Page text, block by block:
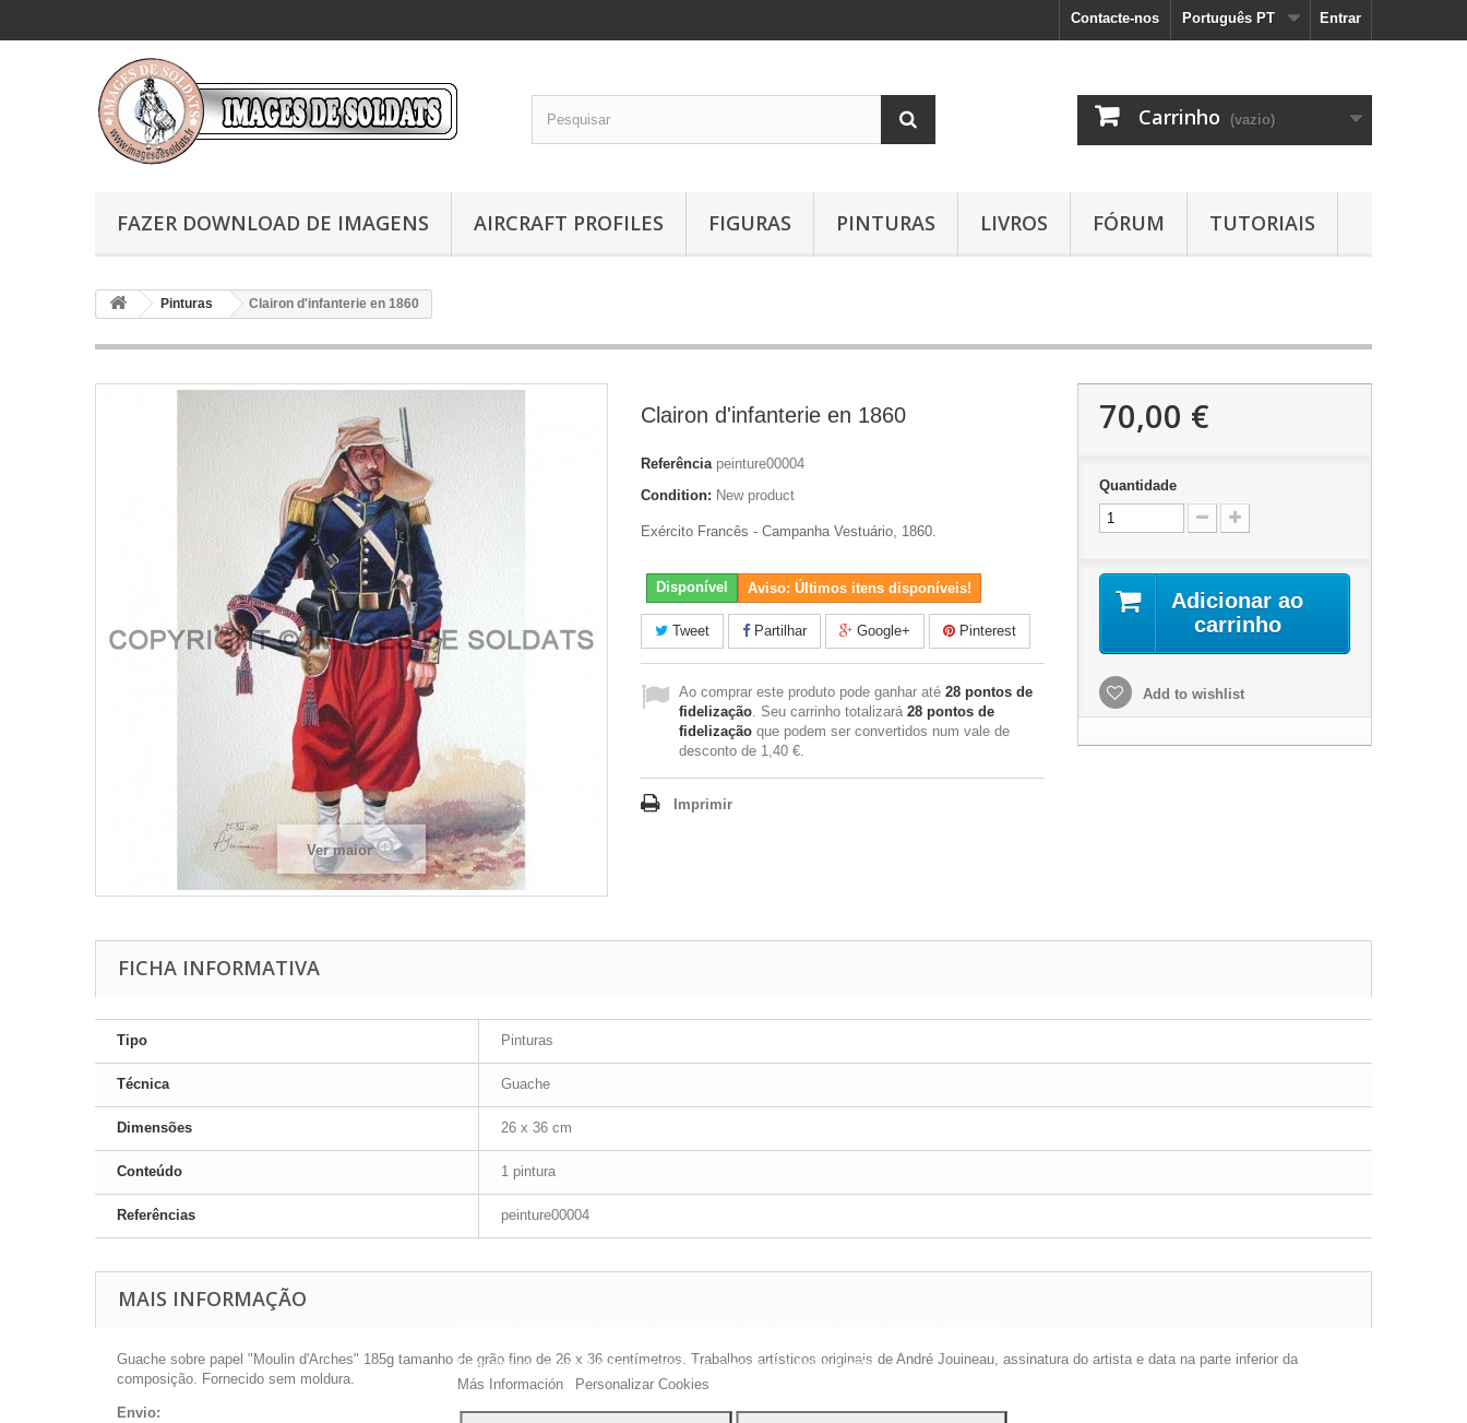
Entrar
Português PT
Contacte-nos
Carrinho (vazio)
FAZER DOWNLOAD DE IMAGENS AIRCRAFT PROFILES FIGURAS PINTURAS LIVROS FÓRUM TUTORIAIS
Pinturas Clairon d'infanterie en 1860
Ver maior
Clairon d'infanterie en 1860
Referência peinture00004
Condition: New product
Exército Francês - Campanha Vestuário, 1860.
Disponível Aviso: Últimos itens disponíveis!
Tweet Partilhar Google+ Pinterest
Ao comprar este produto pode ganhar até 28 pontos de
fidelização. Seu carrinho totalizará 28 pontos de
fidelização que podem ser convertidos num vale de
desconto de 1,40 €.
Imprimir
70,00 €
Quantidade
Adicionar ao
carrinho
Add to wishlist
FICHA INFORMATIVA
Tipo Pinturas
Técnica Guache
Dimensões 26 x 36 cm
Conteúdo 1 pintura
Referências peinture00004
MAIS INFORMAÇÃO
Guache sobre papel "Moulin d'Arches" 185g tamanho de grão fino de 26 x 36 centímetros. Trabalhos artísticos originais de André Jouineau, assinatura do artista e data na parte inferior da
composição. Fornecido sem moldura.
Envio:
Para dar seu consentimento ao seu uso, pressione o botão Aceito.
Más Información
Personalizar Cookies